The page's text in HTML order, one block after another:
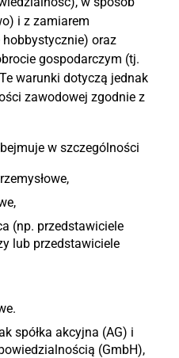
i z zamiarem
oraz
gospodarczym (tj.
warunki dotyczą jednak
zawodowej zgodnie z
w szczególności
(np. przedstawiciele
lub przedstawiciele
spółka akcyjna (AG) i
(GmbH),